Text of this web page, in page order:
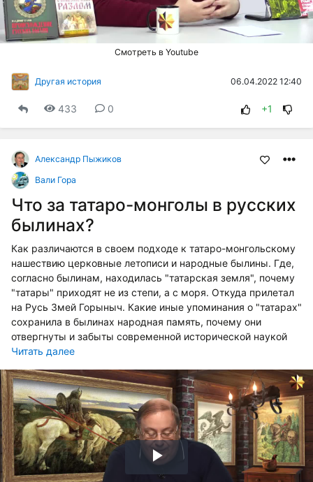
Смотреть в Youtube
Другая история 06.04.2022 12:40
433 0 +1
Александр Пыжиков
Вали Гора
Что за татаро-монголы в русских
былинах?
Как различаются в своем подходе к татаро-монгольскому
нашествию церковные летописи и народные былины. Где,
согласно былинам, находилась "татарская земля", почему
"татары" приходят не из степи, а с моря. Откуда прилетал
на Русь Змей Горыныч. Какие иные упоминания о "татарах"
сохранила в былинах народная память, почему они
отвергнуты и забыты современной исторической наукой
Читать далее
Воспроизвести